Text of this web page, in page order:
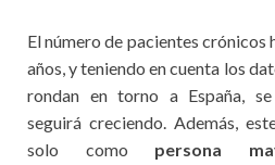
El número de pacientes crónicos
años, y teniendo en cuenta los
rondan en torno a España,
seguirá creciendo. Además,
solo como persona